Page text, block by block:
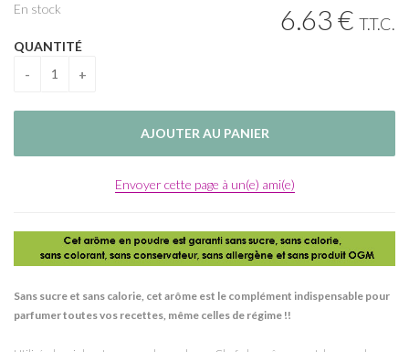
6.63€ T.T.C.
En stock
QUANTITÉ
Envoyer cette page à un(e) ami(e)
Sans sucre et sans calorie, cet arôme est le complément indispensable pour
parfumer toutes vos recettes, même celles de régime !!